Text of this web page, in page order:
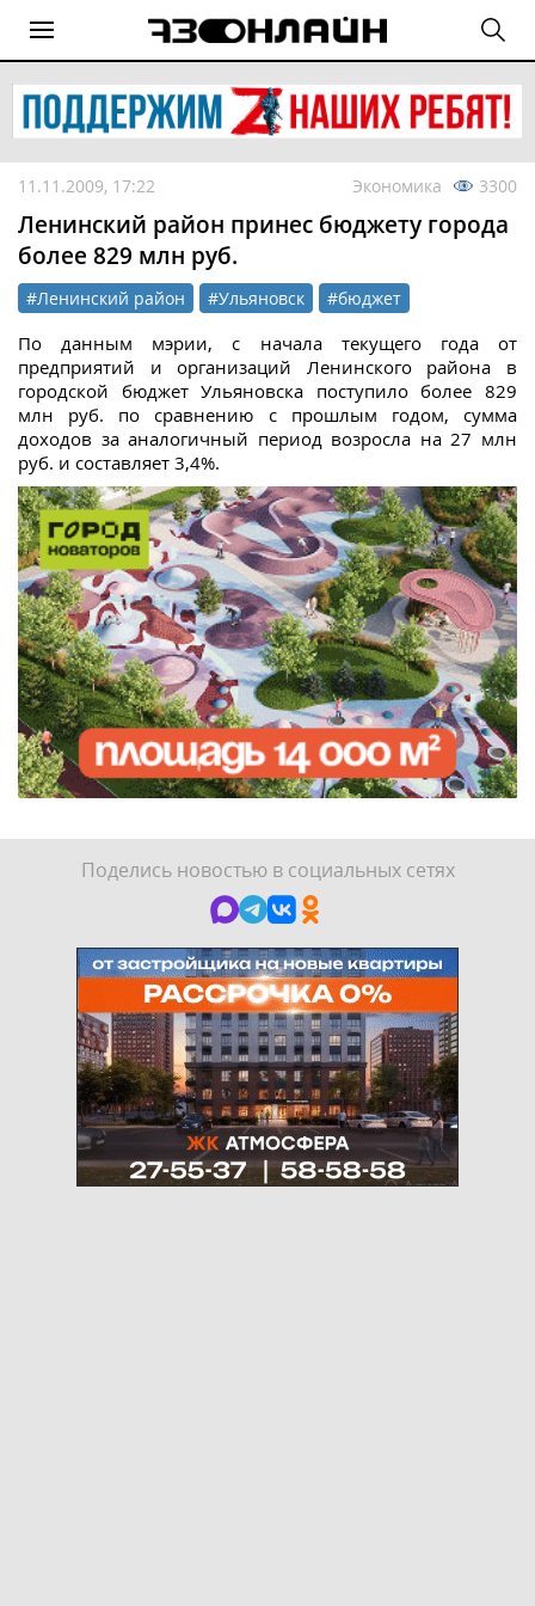
11.11.2009, 17:22 Экономика 3300
Ленинский район принес бюджету города
более 829 млн руб.
#Ленинский район #Ульяновск #бюджет
По данным мэрии, с начала текущего года от
предприятий и организаций Ленинского района в
городской бюджет Ульяновска поступило более 829
млн руб. по сравнению с прошлым годом, сумма
доходов за аналогичный период возросла на 27 млн
руб. и составляет 3,4%.
Поделись новостью в социальных сетях